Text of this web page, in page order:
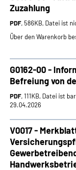
Zuzahlung
PDF, 586KB, Datei ist
Über den Warenkorb
G0162-00 -
Befreiung von
PDF, 111KB, Datei ist
29.04.2026
V0017 -